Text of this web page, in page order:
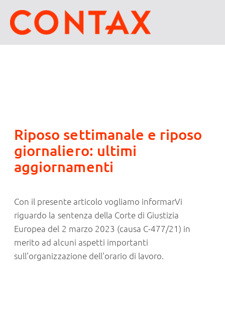
Riposo settimanale e riposo
giornaliero: ultimi
aggiornamenti
Con il presente articolo vogliamo informarVi
riguardo la sentenza della Corte di Giustizia
Europea del 2 marzo 2023 (causa C-477/21) in
merito ad alcuni aspetti importanti
sull'organizzazione dell'orario di lavoro.